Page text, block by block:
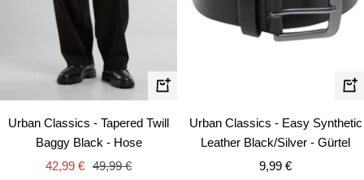
Schnellansicht
Urban Classics - Tapered Twill
Baggy Black - Hose
Angebotspreis
42,99 € Regulärer
49,99 €
Urban Classics - Easy Synthetic
Leather Black/Silver - Gürtel
Angebotspreis
9,99 €